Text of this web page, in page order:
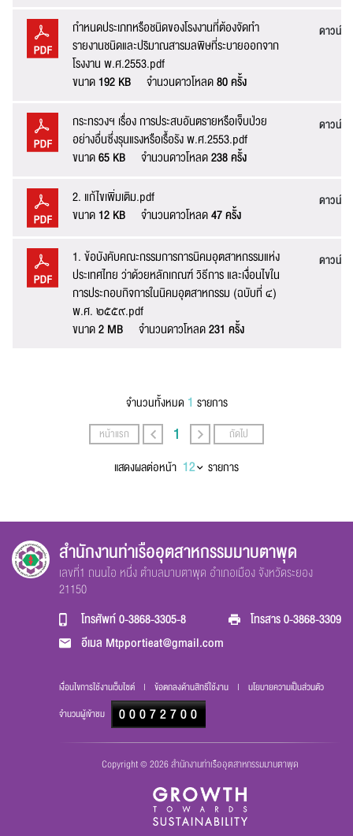
กำหนดประเภทหรือชนิดของโรงงานที่ต้องจัดทำ
รายงานชนิดและปริมาณสารมลพิษที่ระบายออกจาก
โรงงาน พ.ศ.2553.pdf
ขนาด192 KB จำนวนดาวโหลด80 ครั้ง
ดาวน์โ
กระทรวงฯ เรื่อง การประสบอันตรายหรือเจ็บป่วย
อย่างอื่นซึ่งรุนแรงหรือเรื้อรัง พ.ศ.2553.pdf
ขนาด65 KB จำนวนดาวโหลด238 ครั้ง
ดาวน์โ
2. แก้ไขเพิ่มเติม.pdf
ขนาด12 KB จำนวนดาวโหลด47 ครั้ง
ดาวน์โ
1. ข้อบังคับคณะกรรมการการนิคมอุตสาหกรรมแห่ง
ประเทศไทย ว่าด้วยหลักเกณฑ์ วิธีการ และเงื่อนไขใน
การประกอบกิจการในนิคมอุตสาหกรรม (ฉบับที่ ๔)
พ.ศ. ๒๕๕๙.pdf
ขนาด2 MB จำนวนดาวโหลด231 ครั้ง
ดาวน์โ
จำนวนทั้งหมด 1 รายการ
หน้าแรก 1 ถัดไป
แสดงผลต่อหน้า รายการ
สำนักงานท่าเรืออุตสาหกรรมมาบตาพุด
เลขที่1 ถนนไอ หนึ่ง ตำบลมาบตาพุด อำเภอเมือง จังหวัดระยอง
21150
โทรศัพท์0-3868-3305-8 โทรสาร0-3868-3309
อีเมล Mtpportieat@gmail.com
เงื่อนไขการใช้งานเว็บไซต์ | ข้อตกลงด้านสิทธิ์ใช้งาน | นโยบายความเป็นส่วนตัว
จำนวนผู้เข้าชม
00072700
Copyright © 2026 สำนักงานท่าเรืออุตสาหกรรมมาบตาพุด